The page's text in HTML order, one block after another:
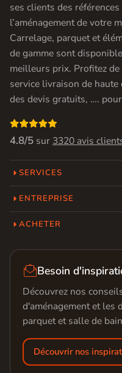
ses clients des
l’aménagement de votre
Carrelage, parquet et
de gamme sont
meilleurs prix. Profitez
service livraison de
des devis gratuits, ….

4.8/5 sur 3320 avis
SERVICES
ENTREPRISE
ACHETER
Besoin
Découvrez nos
d'aménagement et les
parquet et salle de
Découvrir nos